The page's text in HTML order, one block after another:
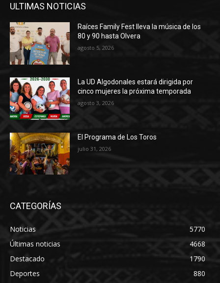
ULTIMAS NOTICIAS
Raíces Family Fest lleva la música de los
80 y 90 hasta Olvera
agosto 5, 2026
La UD Algodonales estará dirigida por
cinco mujeres la próxima temporada
agosto 3, 2026
El Programa de Los Toros
julio 31, 2026
CATEGORÍAS
Noticias
5770
Últimas noticias
4668
Destacado
1790
Deportes
880